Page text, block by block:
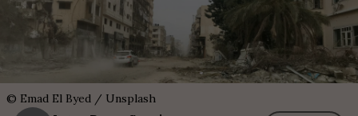
© Emad El Byed / Unsplash